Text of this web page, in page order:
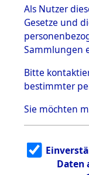
Effekten
1.2.9.1
dem KZ
Dachau
e
1.2.9.2
dem KZ
Als Nutzer
Gesetze und
Sammlungen
Bitte
bestimmter
Sie möchten
Daten